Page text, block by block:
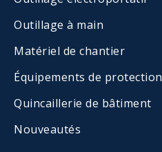
Outillage à main
Matériel de chantier
Équipements de protection
Quincaillerie de bâtiment
Nouveautés